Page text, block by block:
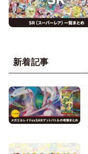
新着記事